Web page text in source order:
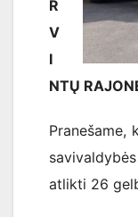
R
V
I
NTŲ
Pranešame,
atlikti 26